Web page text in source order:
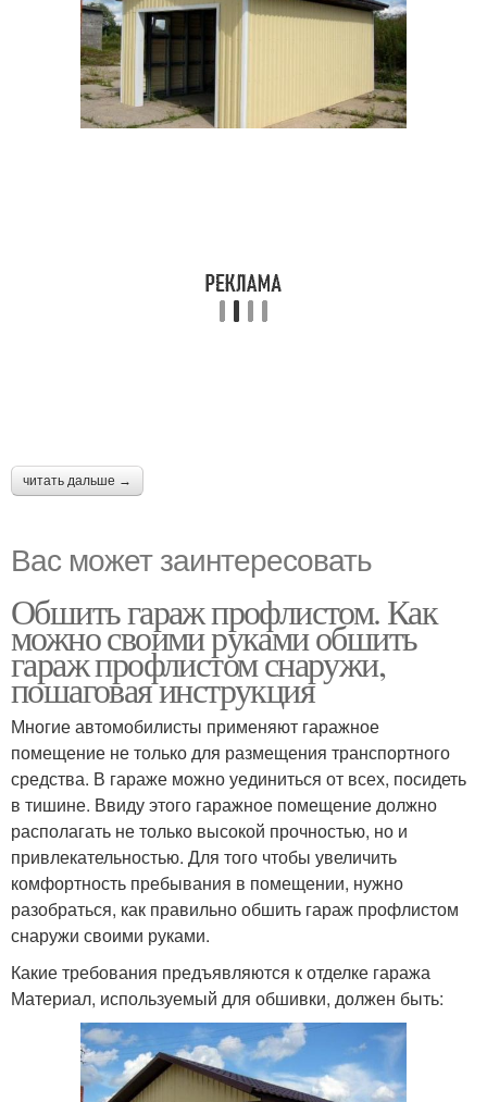
читать дальше →
Вас может заинтересовать
Обшить гараж профлистом. Как
можно своими руками обшить
гараж профлистом снаружи,
пошаговая инструкция
Многие автомобилисты применяют гаражное
помещение не только для размещения транспортного
средства. В гараже можно уединиться от всех, посидеть
в тишине. Ввиду этого гаражное помещение должно
располагать не только высокой прочностью, но и
привлекательностью. Для того чтобы увеличить
комфортность пребывания в помещении, нужно
разобраться, как правильно обшить гараж профлистом
снаружи своими руками.
Какие требования предъявляются к отделке гаража
Материал, используемый для обшивки, должен быть: